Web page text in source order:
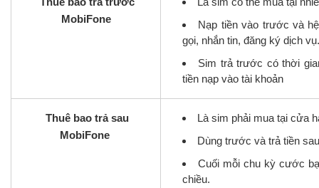
MobiFone
Nạp tiền vào trước và
gọi, nhắn tin, đăng ký dịch vụ.
Sim trả trước có thời
tiền nạp vào tài khoản
Thuê bao trả sau
MobiFone
Là sim phải mua tại cửa
Dùng trước và trả tiền
Cuối mỗi chu kỳ cước
chiều.